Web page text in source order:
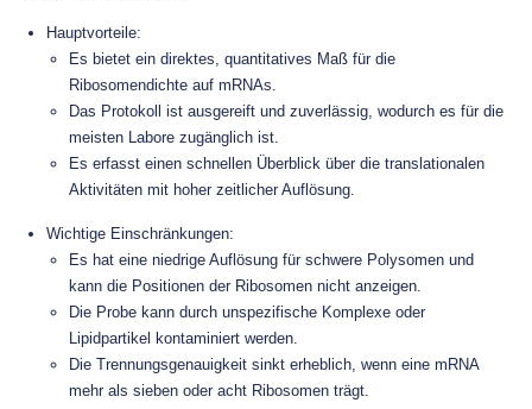
Hauptvorteile:
Es bietet ein direktes, quantitatives Maß für die
Ribosomendichte auf mRNAs.
Das Protokoll ist ausgereift und zuverlässig, wodurch es für die
meisten Labore zugänglich ist.
Es erfasst einen schnellen Überblick über die translationalen
Aktivitäten mit hoher zeitlicher Auflösung.
Wichtige Einschränkungen:
Es hat eine niedrige Auflösung für schwere Polysomen und
kann die Positionen der Ribosomen nicht anzeigen.
Die Probe kann durch unspezifische Komplexe oder
Lipidpartikel kontaminiert werden.
Die Trennungsgenauigkeit sinkt erheblich, wenn eine mRNA
mehr als sieben oder acht Ribosomen trägt.